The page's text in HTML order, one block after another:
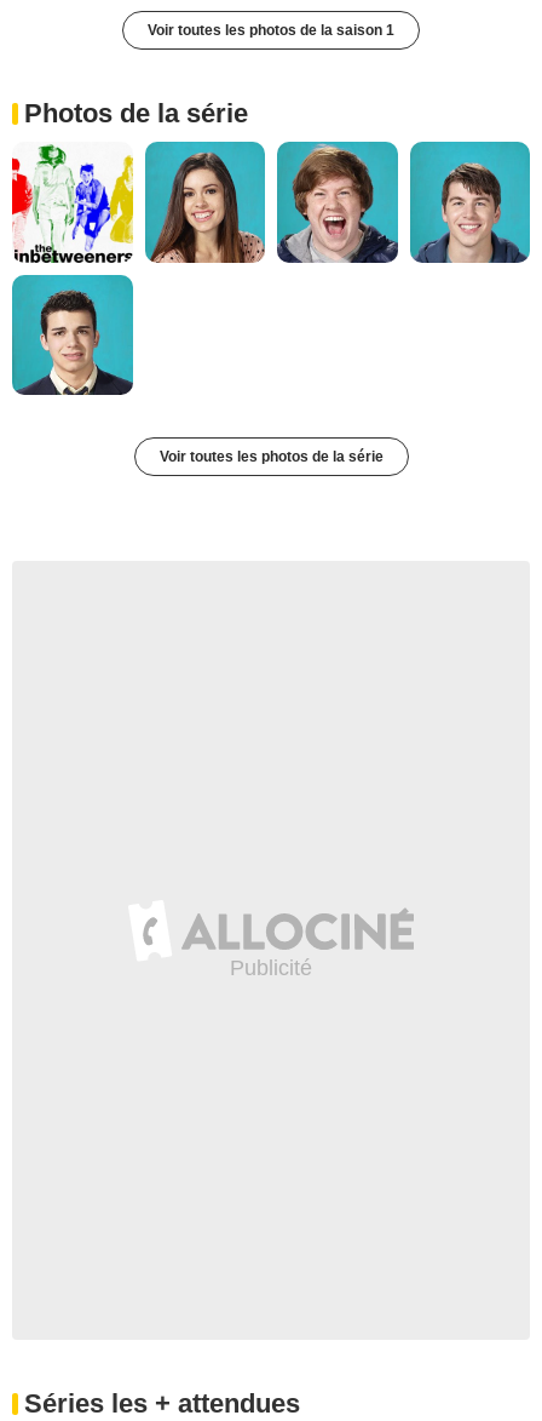
Voir toutes les photos de la saison 1
Photos de la série
Voir toutes les photos de la série
Séries les + attendues